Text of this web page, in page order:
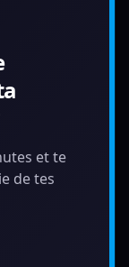
et te
de tes